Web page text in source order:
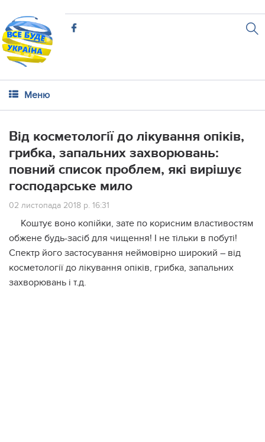
Меню
Bід косметології до лікування опiкiв,
гpибка, зaпaльних захвopювань:
повний список проблем, які вирішує
господарське мило
02 листопада 2018 р. 16:31
Коштує воно копійки, зате по корисним властивостям
обжене будь-засіб для чищення! І не тільки в побуті!
Спектр його застосування неймовірно широкий – від
косметології до лікування опiкiв, гpибка, зaпaльних
захвopювань і т.д.